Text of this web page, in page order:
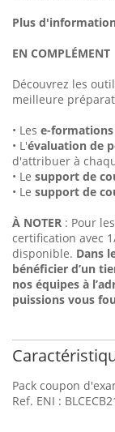
Plus
EN COMPLÉMENT
Découvrez les
meilleure
• Les e-formations
• L'évaluation de
d'attribuer à
• Le support de
• Le support de
À NOTER : Pour
certification avec
disponible. Dans
bénéficier d’un
nos équipes à
puissions vous
Pack coupon
Ref. ENI :